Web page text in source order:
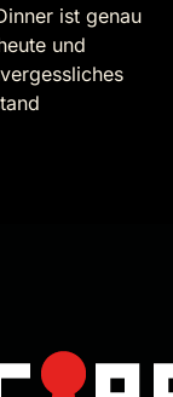
ist genau
und